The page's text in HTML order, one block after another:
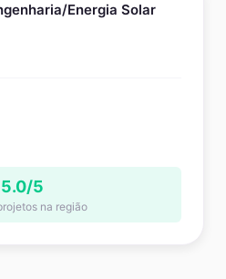
Energia Solar
5.0/5
na região